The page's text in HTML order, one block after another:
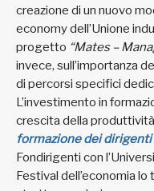
creazione di un nuovo
economy dell’Unione
progetto “Mates –
invece, sull’importanza
di percorsi specifici
L’investimento in
crescita della
formazione dei
Fondirigenti con
Festival dell’economia